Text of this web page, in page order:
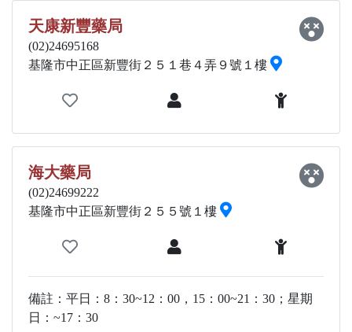
天康新豐藥局
(02)24695168
基隆市中正區新豐街２５１巷４弄９號１樓
海大藥局
(02)24699222
基隆市中正區新豐街２５５號１樓
備註：平日：8：30~12：00，15：00~21：30；星期
日：~17：30